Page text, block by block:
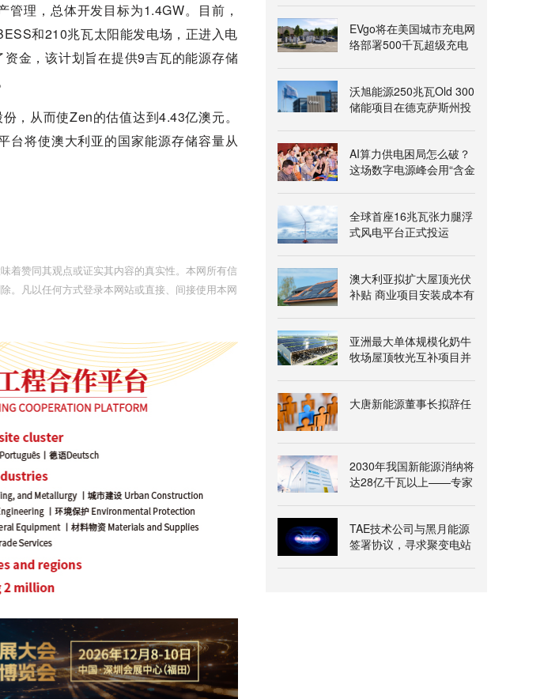
理，总体开发目标为1.4GW。目前，
和210兆瓦太阳能发电场，正进入电
金，该计划旨在提供9吉瓦的能源存储
，从而使Zen的估值达到4.43亿澳元。
台将使澳大利亚的国家能源存储容量从
着赞同其观点或证实其内容的真实性。本网所有信
。凡以任何方式登录本网站或直接、间接使用本网
EVgo将在美国城市充电网
络部署500千瓦超级充电
沃旭能源250兆瓦Old 300
储能项目在德克萨斯州投
AI算力供电困局怎么破？
这场数字电源峰会用“含金
全球首座16兆瓦张力腿浮
式风电平台正式投运
澳大利亚拟扩大屋顶光伏
补贴 商业项目安装成本有
亚洲最大单体规模化奶牛
牧场屋顶牧光互补项目并
大唐新能源董事长拟辞任
2030年我国新能源消纳将
达28亿千瓦以上——专家
TAE技术公司与黑月能源
签署协议，寻求聚变电站